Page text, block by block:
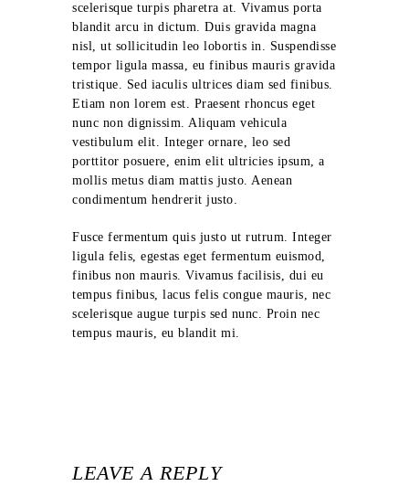
scelerisque turpis pharetra at. Vivamus porta
blandit arcu in dictum. Duis gravida magna
nisl, ut sollicitudin leo lobortis in. Suspendisse
tempor ligula massa, eu finibus mauris gravida
tristique. Sed iaculis ultrices diam sed finibus.
Etiam non lorem est. Praesent rhoncus eget
nunc non dignissim. Aliquam vehicula
vestibulum elit. Integer ornare, leo sed
porttitor posuere, enim elit ultricies ipsum, a
mollis metus diam mattis justo. Aenean
condimentum hendrerit justo.
Fusce fermentum quis justo ut rutrum. Integer
ligula felis, egestas eget fermentum euismod,
finibus non mauris. Vivamus facilisis, dui eu
tempus finibus, lacus felis congue mauris, nec
scelerisque augue turpis sed nunc. Proin nec
tempus mauris, eu blandit mi.
LEAVE A REPLY